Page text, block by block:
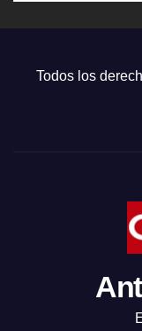
Todos los